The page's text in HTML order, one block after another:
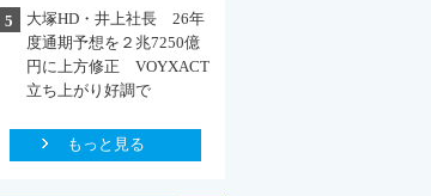
5
大塚HD・井上社長 26年
度通期予想を２兆7250億
円に上方修正 VOYXACT
立ち上がり好調で
もっと見る